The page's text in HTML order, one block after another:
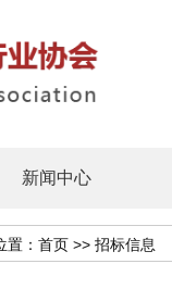
新闻中心
置： 首页 >> 招标信息